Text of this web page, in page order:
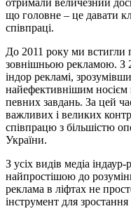
що головне – це давати
співпраці.
До 2011 року ми встигли
зовнішньою рекламою. З
індор рекламі,
найефективнішим
певних завдань. За цей
важливих і великих
співпрацю з більшістю
України.
З усіх видів медіа
найпростішою до
реклама в ліфтах не
інструмент для